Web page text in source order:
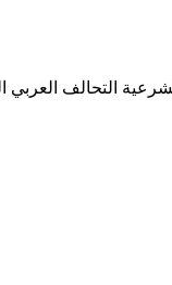
التحالف